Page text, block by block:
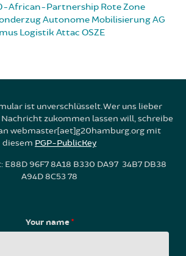
African-Partnership Rote Zone
Autonome MobilisierungAG
Logistik Attac OSZE
ist unverschlüsselt. Wer uns lieber
zukommen lassen will, schreibe
webmaster[aet]g20hamburg.org mit
diesem PGP-PublicKey
96F7 8A18 B330 DA97 34B7 DB38
A94D 8C53 78
Your name*